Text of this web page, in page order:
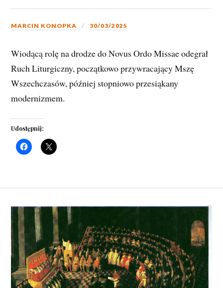
MARCIN KONOPKA 30/03/2025
Wiodącą rolę na drodze do Novus Ordo Missae odegrał
Ruch Liturgiczny, początkowo przywracający Mszę
Wszechczasów, później stopniowo przesiąkany
modernizmem.
Udostępnij: